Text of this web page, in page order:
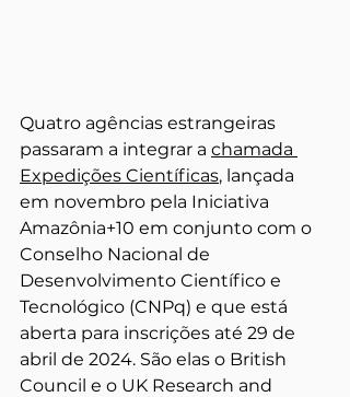
Quatro agências estrangeiras
passaram a integrar a chamada
Expedições Científicas, lançada
em novembro pela Iniciativa
Amazônia+10 em conjunto com o
Conselho Nacional de
Desenvolvimento Científico e
Tecnológico (CNPq) e que está
aberta para inscrições até 29 de
abril de 2024. São elas o British
Council e o UK Research and